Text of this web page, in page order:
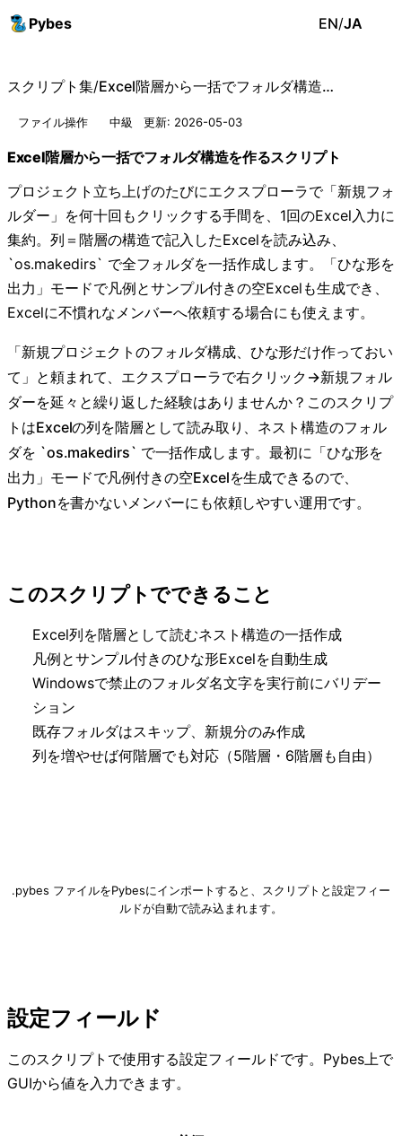
Pybes EN/JA
スクリプト集/ Excel階層から一括でフォルダ構造を作るスクリプト
ファイル操作 中級 更新: 2026-05-03
Excel階層から一括でフォルダ構造を作るスクリプト
プロジェクト立ち上げのたびにエクスプローラで「新規フォ
ルダー」を何十回もクリックする手間を、1回のExcel入力に
集約。列＝階層の構造で記入したExcelを読み込み、
`os.makedirs` で全フォルダを一括作成します。「ひな形を
出力」モードで凡例とサンプル付きの空Excelも生成でき、
Excelに不慣れなメンバーへ依頼する場合にも使えます。
「新規プロジェクトのフォルダ構成、ひな形だけ作っておい
て」と頼まれて、エクスプローラで右クリック→新規フォル
ダーを延々と繰り返した経験はありませんか？このスクリプ
トはExcelの列を階層として読み取り、ネスト構造のフォル
ダを `os.makedirs` で一括作成します。最初に「ひな形を
出力」モードで凡例付きの空Excelを生成できるので、
Pythonを書かないメンバーにも依頼しやすい運用です。
このスクリプトでできること
Excel列を階層として読むネスト構造の一括作成
凡例とサンプル付きのひな形Excelを自動生成
Windowsで禁止のフォルダ名文字を実行前にバリデー
ション
既存フォルダはスキップ、新規分のみ作成
列を増やせば何階層でも対応（5階層・6階層も自由）
.pybes ファイルをPybesにインポートすると、スクリプトと設定フィー
ルドが自動で読み込まれます。
設定フィールド
このスクリプトで使用する設定フィールドです。Pybes上で
GUIから値を入力できます。